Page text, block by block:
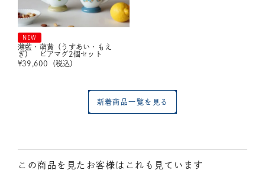
NEW
薄藍・萌黄（うすあい・もえ
ぎ） ビアマグ2個セット
¥39,600 （税込）
新着商品一覧を見る
この商品を見たお客様はこれも見ています